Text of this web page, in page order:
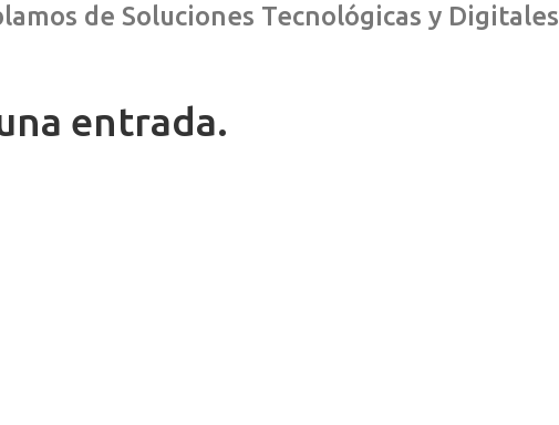
de Soluciones Tecnológicas y Digitales
entrada.